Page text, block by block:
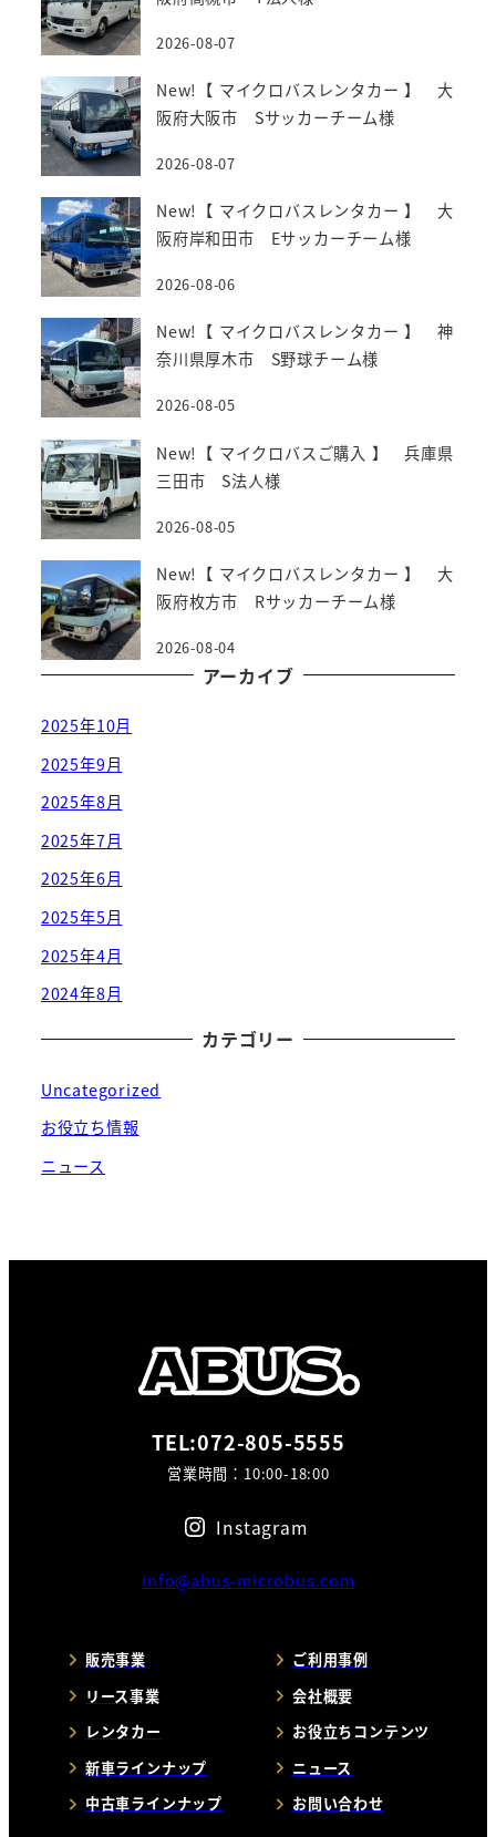
2026-08-07
New!【 マイクロバスレンタカー 】 大
阪府大阪市 Sサッカーチーム様
2026-08-07
New!【 マイクロバスレンタカー 】 大
阪府岸和田市 Eサッカーチーム様
2026-08-06
New!【 マイクロバスレンタカー 】 神
奈川県厚木市 S野球チーム様
2026-08-05
New!【 マイクロバスご購入 】 兵庫県
三田市 S法人様
2026-08-05
New!【 マイクロバスレンタカー 】 大
阪府枚方市 Rサッカーチーム様
2026-08-04
アーカイブ
2025年10月
2025年9月
2025年8月
2025年7月
2025年6月
2025年5月
2025年4月
2024年8月
カテゴリー
Uncategorized
お役立ち情報
ニュース
TEL:072-805-5555
営業時間：10:00-18:00
Instagram
info@abus-microbus.com
販売事業
リース事業
レンタカー
新車ラインナップ
中古車ラインナップ
ご利用事例
会社概要
お役立ちコンテンツ
ニュース
お問い合わせ